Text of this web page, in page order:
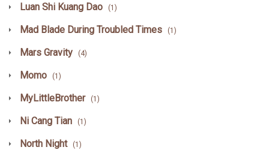
Luan Shi Kuang Dao (1)
Mad Blade During Troubled Times (1)
Mars Gravity (4)
Momo (1)
MyLittleBrother (1)
Ni Cang Tian (1)
North Night (1)